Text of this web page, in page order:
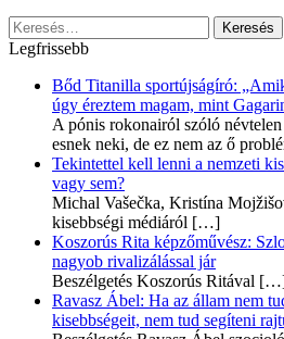
Keresés:
Legfrissebb
Bőd Titanilla sportújságíró:
úgy éreztem magam, mint
A pónis rokonairól szóló
esnek neki, de ez nem az ő
Tekintettel kell lenni a nemzeti
vagy sem?
Michal Vašečka, Kristína
kisebbségi médiáról […]
Koszorús Rita képzőművész:
nagyob rivalizálással jár
Beszélgetés Koszorús Ritával
Ravasz Ábel: Ha az állam nem
kisebbségeit, nem tud segíteni